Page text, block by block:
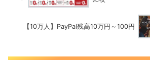
【10万人】PayPal残高10万円～100円